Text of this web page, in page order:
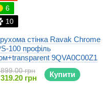
6
10
стінка Ravak Chrome
100 профіль
9QVA0C00Z1
грн
грн Купити